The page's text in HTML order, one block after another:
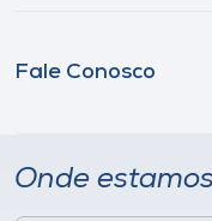
Fale Conosco
Onde estamos